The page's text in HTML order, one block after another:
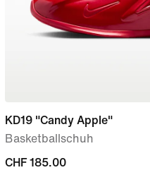
KD19 "Candy Apple"
Basketballschuh
CHF 185.00
CHF 185.00